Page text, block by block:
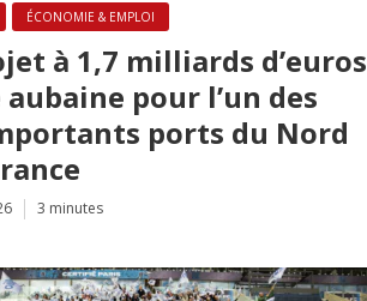
ÉCONOMIE & EMPLOI
à 1,7 milliards d’euros
pour l’un des
ports du Nord
3 minutes